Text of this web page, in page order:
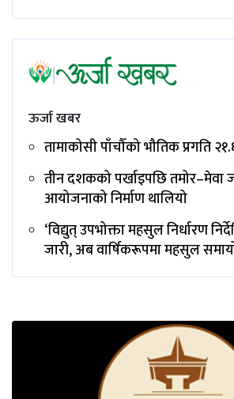
ऊर्जा खबर
तामाकोसी पाँचौँको भौतिक प्रगति
तीन दशकको पर्खाइपछि तमोर–मेवा
आयोजनाको निर्माण थालियो
‘विद्युत् उपभोक्ता महसुल निर्धारण
जारी, अब वार्षिकरूपमा महसुल